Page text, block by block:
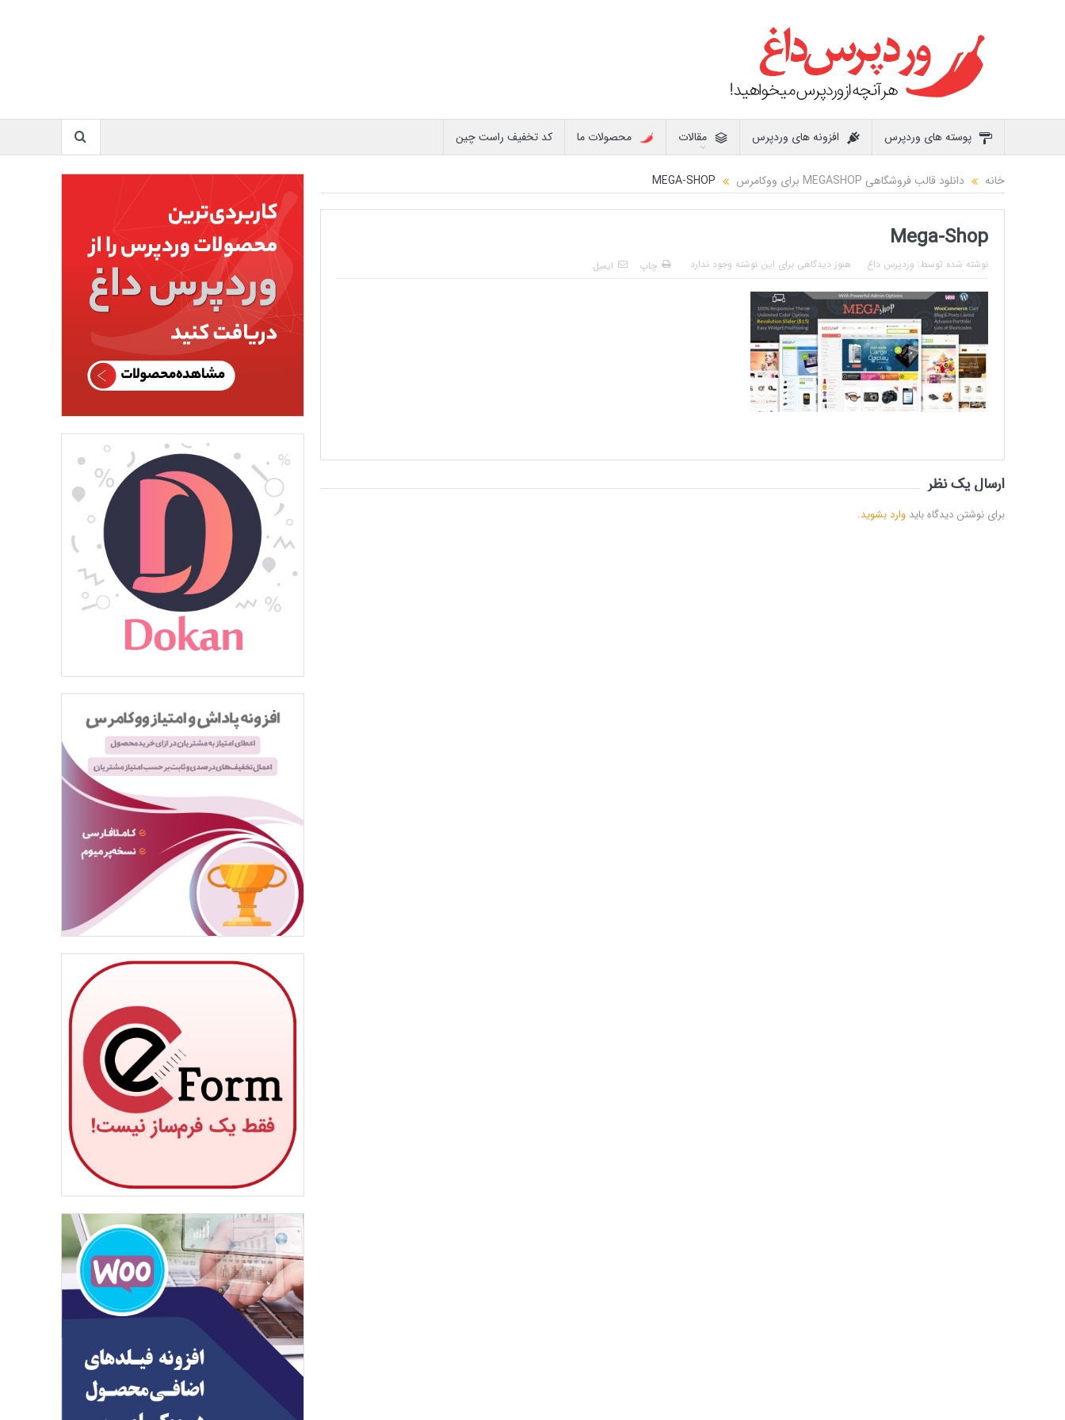
پوسته های وردپرس افزونه های وردپرس مقالات محصولات ما کد تخفیف راست چین
خانه دانلود قالب فروشگاهی MEGASHOP برای ووکامرس MEGA-SHOP
Mega-Shop
نوشته شده توسط: وردپرس داغ هنوز دیدگاهی برای این نوشته وجود ندارد چاپ ایمیل
ارسال یک نظر
برای نوشتن دیدگاه بایدوارد بشوید.